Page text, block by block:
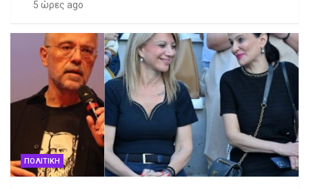
5 ώρες ago
ΠΟΛΙΤΙΚΗ